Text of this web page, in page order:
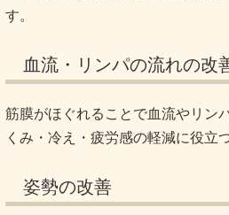
す。
血流・リンパの流れの改
筋膜がほぐれることで血流やリン
くみ・冷え・疲労感の軽減に役立
姿勢の改善